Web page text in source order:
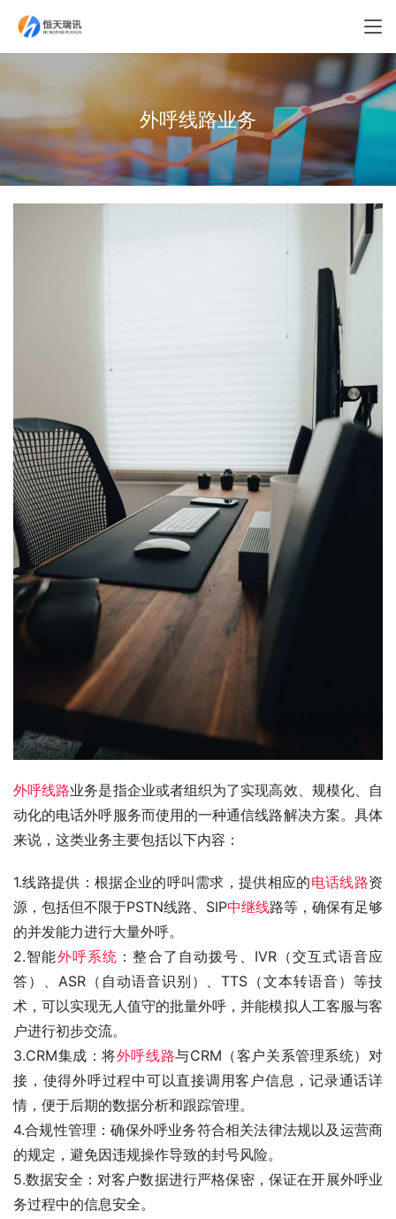
外呼线路业务
外呼线路业务是指企业或者组织为了实现高效、规模化、自
动化的电话外呼服务而使用的一种通信线路解决方案。具体
来说，这类业务主要包括以下内容：
1.线路提供：根据企业的呼叫需求，提供相应的电话线路资
源，包括但不限于PSTN线路、SIP中继线路等，确保有足够
的并发能力进行大量外呼。
2.智能外呼系统 ：整合了自动拨号、IVR（交互式语音应
答）、ASR（自动语音识别）、TTS（文本转语音）等技
术，可以实现无人值守的批量外呼，并能模拟人工客服与客
户进行初步交流。
3.CRM集成：将外呼线路与CRM（客户关系管理系统）对
接，使得外呼过程中可以直接调用客户信息，记录通话详
情，便于后期的数据分析和跟踪管理。
4.合规性管理：确保外呼业务符合相关法律法规以及运营商
的规定，避免因违规操作导致的封号风险。
5.数据安全：对客户数据进行严格保密，保证在开展外呼业
务过程中的信息安全。